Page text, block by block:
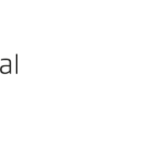
in
Deutschland